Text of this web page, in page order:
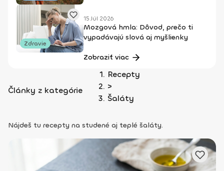
Zdravie
15 Júl 2026
Mozgová hmla: Dôvod, prečo ti
vypadávajú slová aj myšlienky
Zobraziť viac
Články z kategórie
Recepty
>
Šaláty
Nájdeš tu recepty na studené aj teplé šaláty.